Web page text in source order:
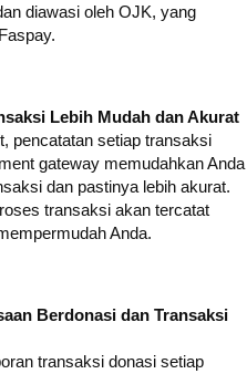
diawasi oleh OJK, yang
Lebih Mudah dan Akurat
pencatatan setiap transaksi
gateway memudahkan Anda
dan pastinya lebih akurat.
transaksi akan tercatat
Anda.
Berdonasi dan Transaksi
transaksi donasi setiap